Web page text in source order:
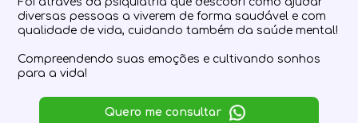
diversas pessoas a viverem de forma saudável e com
qualidade de vida, cuidando também da saúde mental!
Compreendendo suas emoções e cultivando sonhos
para a vida!
Quero me consultar